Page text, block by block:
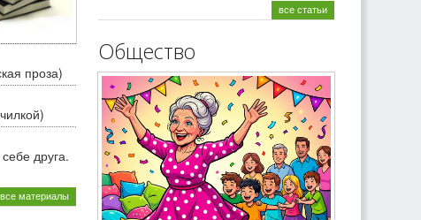
проза)
друга.
все материалы
все статьи
Общество